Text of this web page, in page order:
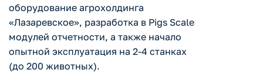
оборудование агрохолдинга
«Лазаревское», разработка в Pigs Scale
модулей отчетности, а также начало
опытной эксплуатация на 2-4 станках
(до 200 животных).